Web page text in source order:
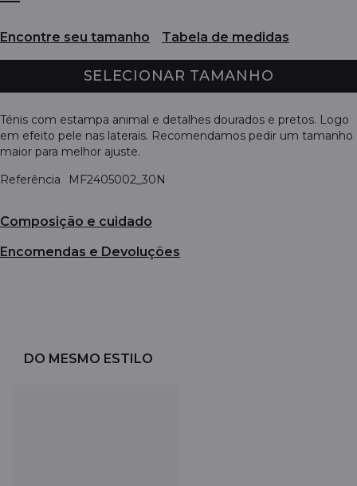
Encontre seu tamanho Tabela de medidas
SELECIONAR TAMANHO
Ténis com estampa animal e detalhes dourados e pretos. Logo
em efeito pele nas laterais. Recomendamos pedir um tamanho
maior para melhor ajuste.
Referência
MF2405002_30N
Composição e cuidado
Encomendas e Devoluções
DO MESMO ESTILO